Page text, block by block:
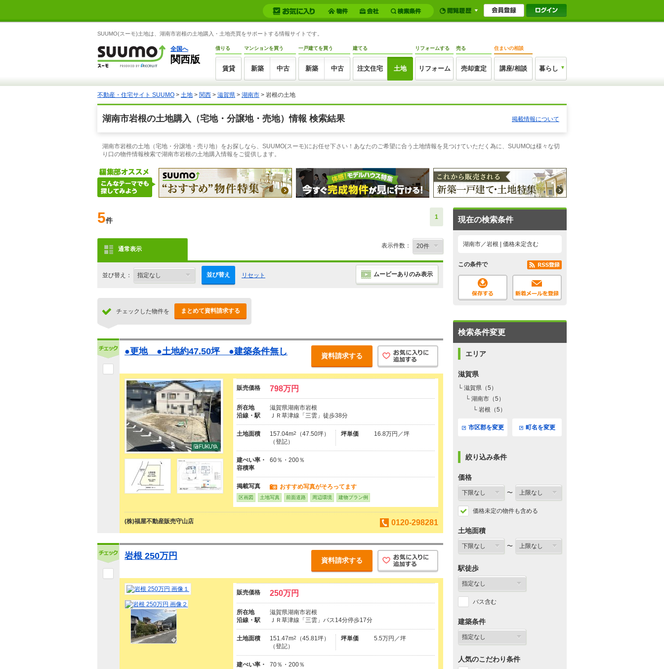
SUUMO(スーモ)土地は、湖南市岩根の土地購入・土地売買をサポートする情報サイトです。
全国へ
関西版
借りる
賃貸
マンションを買う
新築 中古
一戸建てを買う
新築 中古
建てる
注文住宅 土地
リフォームする
リフォーム
売る
売却査定
住まいの相談
講座/相談 暮らし
不動産・住宅サイト SUUMO > 土地 > 関西 > 滋賀県 > 湖南市 > 岩根の土地
湖南市岩根の土地購入（宅地・分譲地・売地）情報 検索結果 掲載情報について
湖南市岩根の土地（宅地・分譲地・売り地）をお探しなら、SUUMO(スーモ)にお任せ下さい！あなたのご希望に合う土地情報を見つけていただく為に、SUUMOは様々な切
り口の物件情報検索で湖南市岩根の土地購入情報をご提供します。
5件 1
通常表示 表示件数：
並び替え： 並び替え リセット ムービーありのみ表示
チェックした物件を まとめて資料請求する
●更地 ●土地約47.50坪 ●建築条件無し 資料請求する
販売価格 798万円
所在地
滋賀県湖南市岩根
沿線・駅
ＪＲ草津線「三雲」徒歩38分
土地面積 157.04m2
（47.50坪）
（登記）
坪単価 16.8万円／坪
建ぺい率・
容積率
60％・200％
掲載写真 おすすめ写真がそろってます
区画図 土地写真 前面道路 周辺環境 建物プラン例
(株)福屋不動産販売守山店 0120-298281
岩根 250万円 資料請求する
販売価格 250万円
所在地
滋賀県湖南市岩根
沿線・駅
ＪＲ草津線「三雲」バス14分停歩17分
土地面積 151.47m2
（45.81坪）
（登記）
坪単価 5.5万円／坪
建ぺい率・
70％・200％
現在の検索条件
湖南市／岩根 | 価格未定含む
この条件で
検索条件変更
エリア
滋賀県
└ 滋賀県（5）
└ 湖南市（5）
└ 岩根（5）
市区郡を変更 町名を変更
絞り込み条件
価格
〜
価格未定の物件も含める
土地面積
〜
駅徒歩
バス含む
建築条件
人気のこだわり条件